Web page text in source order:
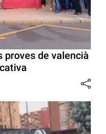
proves de valencià